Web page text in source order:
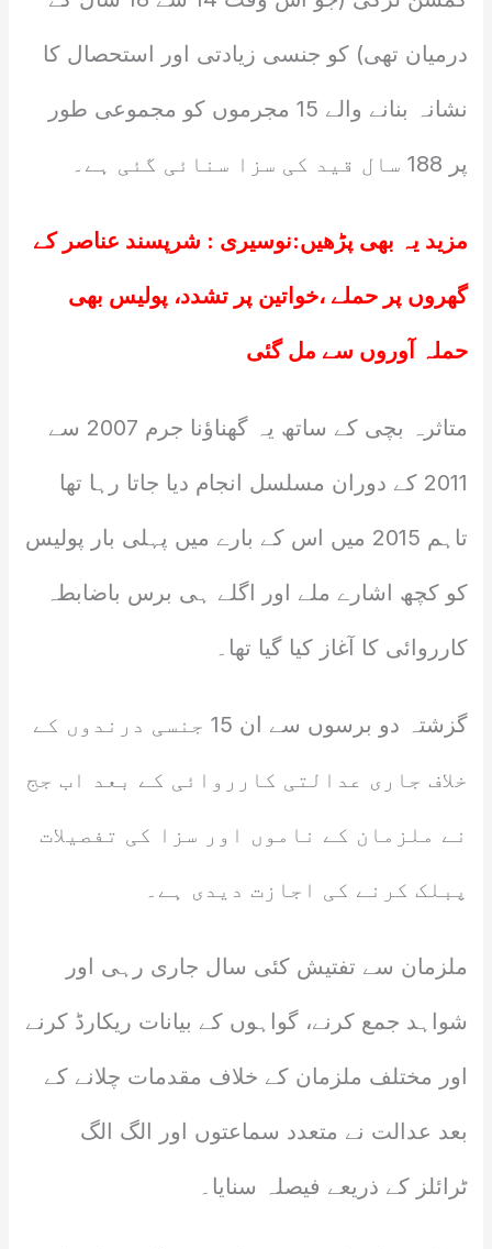
درمیان تھی) کو جنسی زیادتی اور استحصال کا
نشانہ بنانے والے 15 مجرموں کو مجموعی طور
پر 188 سال قید کی سزا سنائی گئی ہے۔
مزید یہ بھی پڑھیں:نوسیری : شرپسند عناصر کے
گھروں پر حملے ،خواتین پر تشدد، پولیس بھی
حملہ آوروں سے مل گئی
متاثرہ بچی کے ساتھ یہ گھناؤنا جرم 2007 سے
2011 کے دوران مسلسل انجام دیا جاتا رہا تھا
تاہم 2015 میں اس کے بارے میں پہلی بار پولیس
کو کچھ اشارے ملے اور اگلے ہی برس باضابطہ
کارروائی کا آغاز کیا گیا تھا۔
گزشتہ دو برسوں سے ان 15 جنسی درندوں کے
خلاف جاری عدالتی کارروائی کے بعد اب جج
نے ملزمان کے ناموں اور سزا کی تفصیلات
پبلک کرنے کی اجازت دیدی ہے۔
ملزمان سے تفتیش کئی سال جاری رہی اور
شواہد جمع کرنے، گواہوں کے بیانات ریکارڈ کرنے
اور مختلف ملزمان کے خلاف مقدمات چلانے کے
بعد عدالت نے متعدد سماعتوں اور الگ الگ
ٹرائلز کے ذریعے فیصلہ سنایا۔